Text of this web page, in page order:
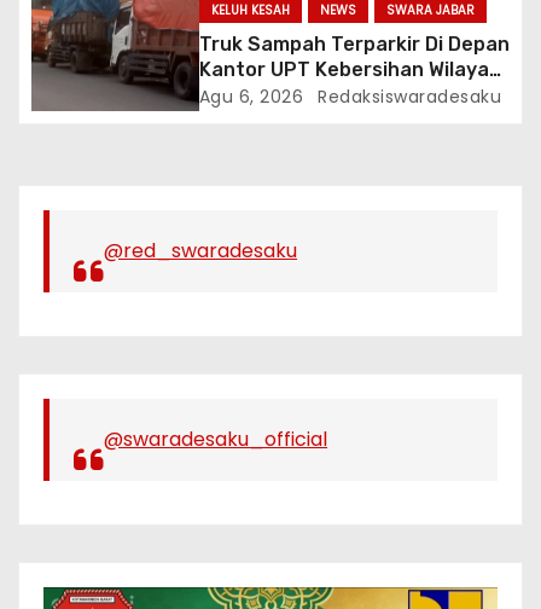
KELUH KESAH
NEWS SWARA JABAR
Truk Sampah Terparkir Di Depan
Kantor UPT Kebersihan Wilayah
1 Cibinong, Bau Menyengat
Agu 6, 2026 Redaksiswaradesaku
@red_swaradesaku
@swaradesaku_official